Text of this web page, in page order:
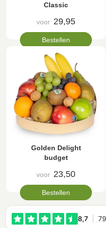
Classic
voor 29,95
Bestellen
Golden Delight
budget
voor 23,50
Bestellen